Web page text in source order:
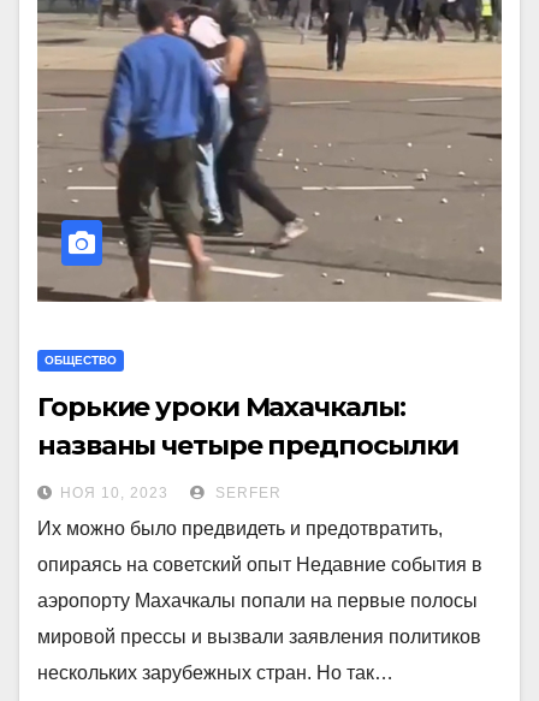
ОБЩЕСТВО
Горькие уроки Махачкалы:
названы четыре предпосылки
массовых беспорядков в
Дагестане
НОЯ 10, 2023 SERFER
Их можно было предвидеть и предотвратить,
опираясь на советский опыт Недавние события в
аэропорту Махачкалы попали на первые полосы
мировой прессы и вызвали заявления политиков
нескольких зарубежных стран. Но так…